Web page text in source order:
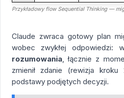
Przykładowy flow Sequential Thinking —
Claude zwraca gotowy plan
wobec zwykłej odpowiedzi:
rozumowania, łącznie z
zmienił zdanie (rewizja
podstawy podjętych decyzji.